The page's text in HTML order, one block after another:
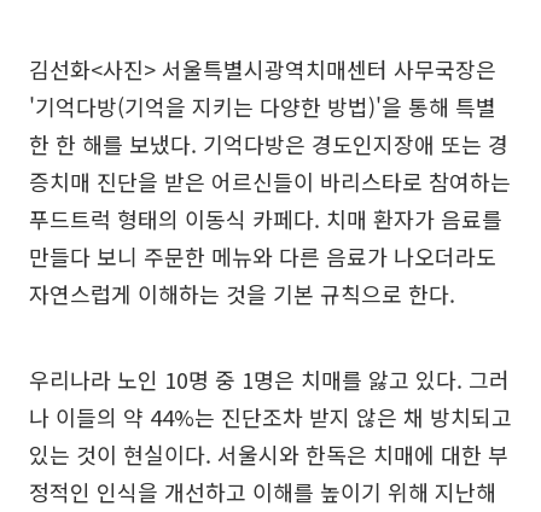
김선화<사진> 서울특별시광역치매센터 사무국장은
'기억다방(기억을 지키는 다양한 방법)'을 통해 특별
한 한 해를 보냈다. 기억다방은 경도인지장애 또는 경
증치매 진단을 받은 어르신들이 바리스타로 참여하는
푸드트럭 형태의 이동식 카페다. 치매 환자가 음료를
만들다 보니 주문한 메뉴와 다른 음료가 나오더라도
자연스럽게 이해하는 것을 기본 규칙으로 한다.
우리나라 노인 10명 중 1명은 치매를 앓고 있다. 그러
나 이들의 약 44%는 진단조차 받지 않은 채 방치되고
있는 것이 현실이다. 서울시와 한독은 치매에 대한 부
정적인 인식을 개선하고 이해를 높이기 위해 지난해